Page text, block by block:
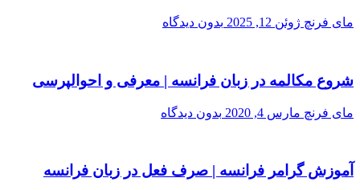
مای فرنچ ژوئن 12, 2025 بدون دیدگاه
شروع مکالمه در زبان فرانسه | معرفی و احوالپرسی
مای فرنچ مارس 4, 2020 بدون دیدگاه
آموزش گرامر فرانسه | صرف فعل در زبان فرانسه